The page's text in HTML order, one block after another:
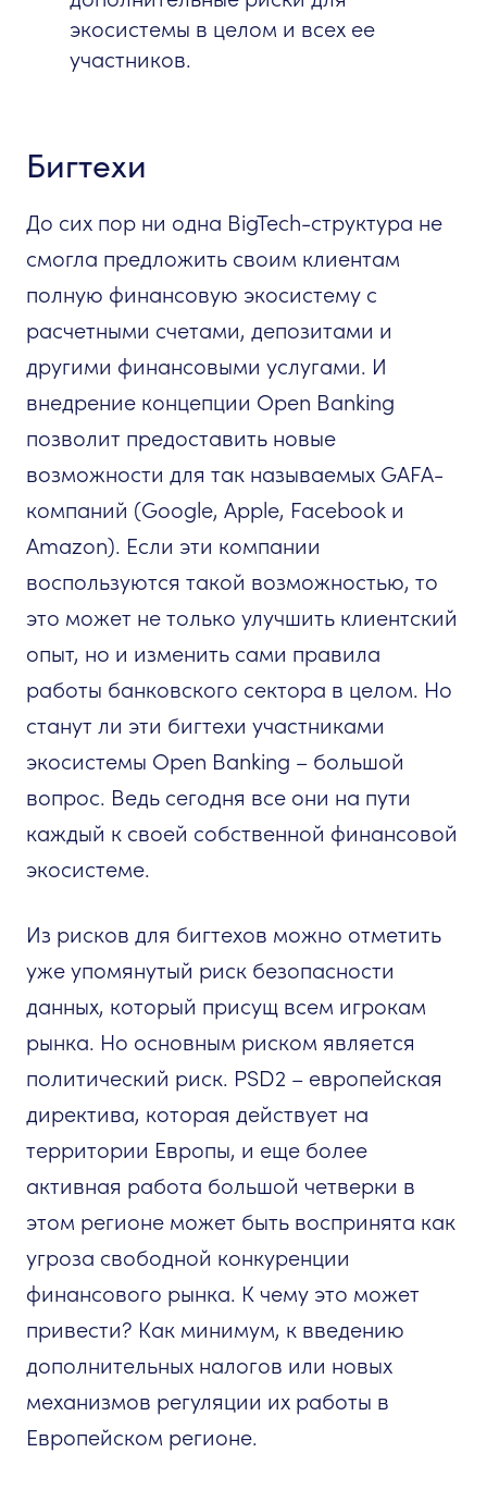
экосистемы в целом и всех ее
участников.
Бигтехи
До сих пор ни одна BigTech-структура не
смогла предложить своим клиентам
полную финансовую экосистему с
расчетными счетами, депозитами и
другими финансовыми услугами. И
внедрение концепции Open Banking
позволит предоставить новые
возможности для так называемых GAFA-
компаний (Google, Apple, Facebook и
Amazon). Если эти компании
воспользуются такой возможностью, то
это может не только улучшить клиентский
опыт, но и изменить сами правила
работы банковского сектора в целом. Но
станут ли эти бигтехи участниками
экосистемы Open Banking – большой
вопрос. Ведь сегодня все они на пути
каждый к своей собственной финансовой
экосистеме.
Из рисков для бигтехов можно отметить
уже упомянутый риск безопасности
данных, который присущ всем игрокам
рынка. Но основным риском является
политический риск. PSD2 – европейская
директива, которая действует на
территории Европы, и еще более
активная работа большой четверки в
этом регионе может быть воспринята как
угроза свободной конкуренции
финансового рынка. К чему это может
привести? Как минимум, к введению
дополнительных налогов или новых
механизмов регуляции их работы в
Европейском регионе.